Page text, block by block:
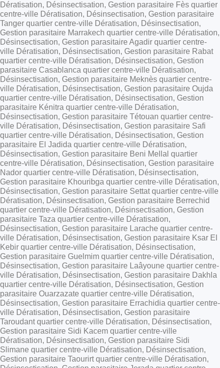
Dératisation, Désinsectisation, Gestion parasitaire Fès quartier
centre-ville Dératisation, Désinsectisation, Gestion parasitaire
Tanger quartier centre-ville Dératisation, Désinsectisation,
Gestion parasitaire Marrakech quartier centre-ville Dératisation,
Désinsectisation, Gestion parasitaire Agadir quartier centre-
ville Dératisation, Désinsectisation, Gestion parasitaire Rabat
quartier centre-ville Dératisation, Désinsectisation, Gestion
parasitaire Casablanca quartier centre-ville Dératisation,
Désinsectisation, Gestion parasitaire Meknès quartier centre-
ville Dératisation, Désinsectisation, Gestion parasitaire Oujda
quartier centre-ville Dératisation, Désinsectisation, Gestion
parasitaire Kénitra quartier centre-ville Dératisation,
Désinsectisation, Gestion parasitaire Tétouan quartier centre-
ville Dératisation, Désinsectisation, Gestion parasitaire Safi
quartier centre-ville Dératisation, Désinsectisation, Gestion
parasitaire El Jadida quartier centre-ville Dératisation,
Désinsectisation, Gestion parasitaire Beni Mellal quartier
centre-ville Dératisation, Désinsectisation, Gestion parasitaire
Nador quartier centre-ville Dératisation, Désinsectisation,
Gestion parasitaire Khouribga quartier centre-ville Dératisation,
Désinsectisation, Gestion parasitaire Settat quartier centre-ville
Dératisation, Désinsectisation, Gestion parasitaire Berrechid
quartier centre-ville Dératisation, Désinsectisation, Gestion
parasitaire Taza quartier centre-ville Dératisation,
Désinsectisation, Gestion parasitaire Larache quartier centre-
ville Dératisation, Désinsectisation, Gestion parasitaire Ksar El
Kebir quartier centre-ville Dératisation, Désinsectisation,
Gestion parasitaire Guelmim quartier centre-ville Dératisation,
Désinsectisation, Gestion parasitaire Laâyoune quartier centre-
ville Dératisation, Désinsectisation, Gestion parasitaire Dakhla
quartier centre-ville Dératisation, Désinsectisation, Gestion
parasitaire Ouarzazate quartier centre-ville Dératisation,
Désinsectisation, Gestion parasitaire Errachidia quartier centre-
ville Dératisation, Désinsectisation, Gestion parasitaire
Taroudant quartier centre-ville Dératisation, Désinsectisation,
Gestion parasitaire Sidi Kacem quartier centre-ville
Dératisation, Désinsectisation, Gestion parasitaire Sidi
Slimane quartier centre-ville Dératisation, Désinsectisation,
Gestion parasitaire Taourirt quartier centre-ville Dératisation,